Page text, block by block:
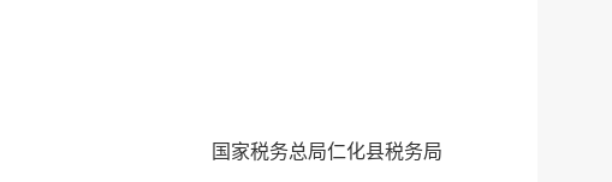
国家税务总局仁化县税务局